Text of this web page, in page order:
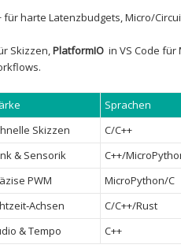
für ​harte⁣ Latenzbudgets, Micro/
Skizzen,PlatformIO in VS ​Code‌
Sprachen
Skizzen
C/C++
&⁣ Sensorik
C++/
⁣PWM
MicroPython/C
C/C++/Rust
& Tempo C++